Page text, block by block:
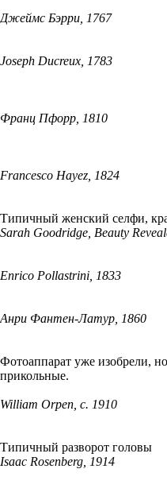
Джеймс Бэрри, 1767
Joseph Ducreux, 1783
Франц Пфорр, 1810
Francesco Hayez, 1824
Типичный женский селфи,
Sarah Goodridge, Beauty
Enrico Pollastrini, 1833
Анри Фантен-Латур, 1860
Фотоаппарат уже изобрели,
прикольные.
William Orpen, c. 1910
Типичный разворот головы
Isaac Rosenberg, 1914